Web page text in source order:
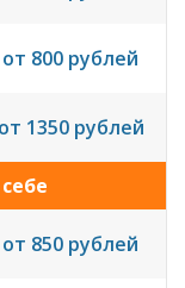
от 800 рублей
от 1350 рублей
от 850 рублей